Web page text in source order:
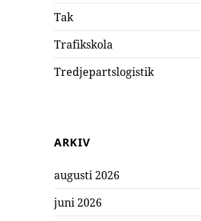
Tak
Trafikskola
Tredjepartslogistik
ARKIV
augusti 2026
juni 2026